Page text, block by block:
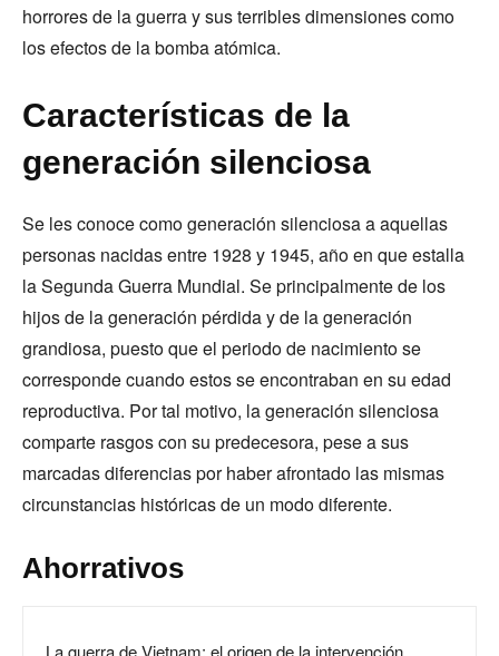
horrores de la guerra y sus terribles dimensiones como
los efectos de la bomba atómica.
Características de la
generación silenciosa
Se les conoce como generación silenciosa a aquellas
personas nacidas entre 1928 y 1945, año en que estalla
la Segunda Guerra Mundial. Se principalmente de los
hijos de la generación pérdida y de la generación
grandiosa, puesto que el periodo de nacimiento se
corresponde cuando estos se encontraban en su edad
reproductiva. Por tal motivo, la generación silenciosa
comparte rasgos con su predecesora, pese a sus
marcadas diferencias por haber afrontado las mismas
circunstancias históricas de un modo diferente.
Ahorrativos
La guerra de Vietnam: el origen de la intervención